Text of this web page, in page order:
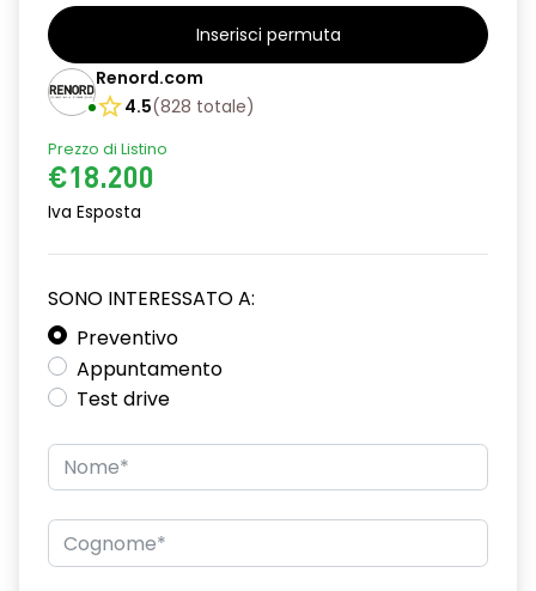
Alzacristalli elettrici posteriori
Barre tetto modulari nere
Bracciolo anteriore con vano portaoggetti
Chiave pieghevole a 3 pulsanti
Distance warning avviso distanza di sicurezza
Driver display con schermo TFT da 3,5''
Eco Mode
compatibile 2G/3G o 4G/5G in base al veicolo
Firma luminosa pixelata con fari full LED
HARM03
Inserisci permuta
Renord.com
4.5(828 totale)
Prezzo di Listino
€18.200
Iva Esposta
SONO INTERESSATO A:
Preventivo
Appuntamento
Test drive